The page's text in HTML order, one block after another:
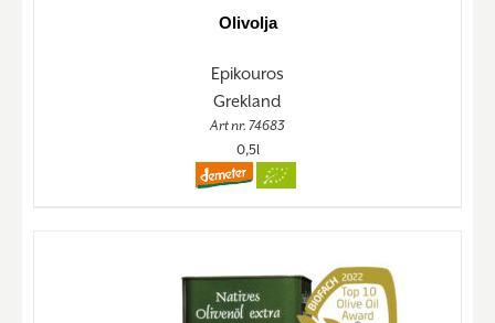
Olivolja
Epikouros
Grekland
Art nr. 74683
0,5l